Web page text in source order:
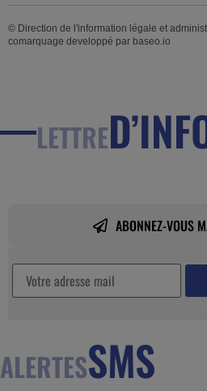
© Direction de l'information légale et
comarquage developpé par baseo.io
LETTRE
ABONNEZ-VOUS
ALERTESSMS